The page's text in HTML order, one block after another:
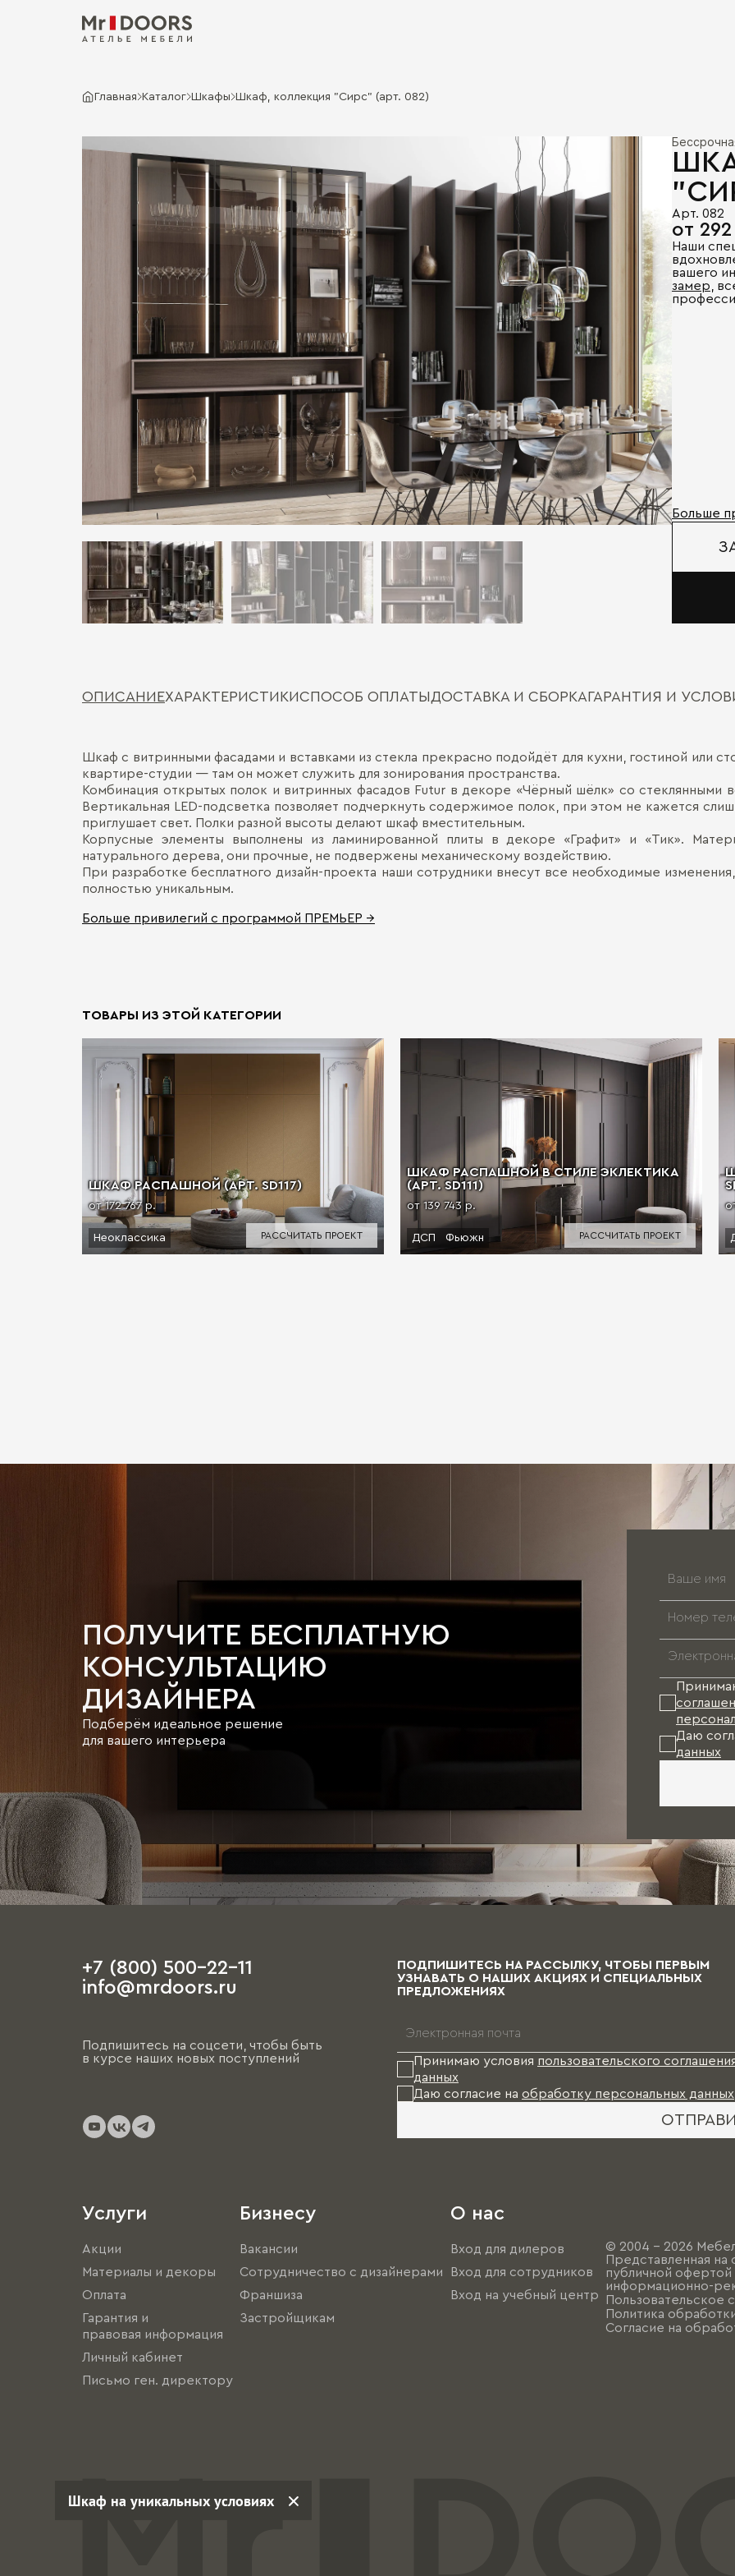
Главная Каталог Шкафы Шкаф, коллекция "Сирс" (арт. 082)
Арт. 082
от
Наши
вашего
замер ,
Больше
ОПИСАНИЕХАРАКТЕРИСТИКИСПОСОБ ОПЛАТЫДОСТАВКА И СБОРКАГАРАНТИЯ И
Шкаф с витринными фасадами и вставками из стекла прекрасно подойдёт для кухни, гостиной или
квартире-студии — там он может служить для зонирования пространства.
Комбинация открытых полок и витринных фасадов Futur в декоре «Чёрный шёлк» со стеклянными
Вертикальная LED-подсветка позволяет подчеркнуть содержимое полок, при этом не кажется
приглушает свет. Полки разной высоты делают шкаф вместительным.
Корпусные элементы выполнены из ламинированной плиты в декоре «Графит» и «Тик».
натурального дерева, они прочные, не подвержены механическому воздействию.
При разработке бесплатного дизайн-проекта наши сотрудники внесут все необходимые
полностью уникальным.
Больше привилегий с программой ПРЕМЬЕР →
ТОВАРЫ ИЗ ЭТОЙ КАТЕГОРИИ
ШКАФ РАСПАШНОЙ (АРТ. SD117)
от 172 767 р.
Неоклассика РАССЧИТАТЬ ПРОЕКТ
ШКАФ РАСПАШНОЙ В СТИЛЕ ЭКЛЕКТИКА
(АРТ. SD111)
от 139 743 р.
ДСП Фьюжн РАССЧИТАТЬ ПРОЕКТ
ПОЛУЧИТЕ БЕСПЛАТНУЮ
КОНСУЛЬТАЦИЮ
ДИЗАЙНЕРА
Подберём идеальное решение
для вашего интерьера
Даю
данных
+7 (800) 500-22-11
info@mrdoors.ru
Подпишитесь на соцсети, чтобы быть
в курсе наших новых поступлений
ПОДПИШИТЕСЬ НА РАССЫЛКУ, ЧТОБЫ ПЕРВЫМ
УЗНАВАТЬ О НАШИХ АКЦИЯХ И СПЕЦИАЛЬНЫХ
ПРЕДЛОЖЕНИЯХ
Принимаю условия пользовательского
данных
Даю согласие на обработку персональных данных
Услуги
Акции
Материалы и декоры
Оплата
Гарантия и
правовая информация
Личный кабинет
Письмо ген. директору
Бизнесу
Вакансии
Сотрудничество с дизайнерами
Франшиза
Застройщикам
О нас
Вход для дилеров
Вход для сотрудников
Вход на учебный центр
© 2004 - 2026
Представленная на
публичной офертой
информационно-
Пользовательское
Политика
Согласие на
Шкаф на уникальных условиях